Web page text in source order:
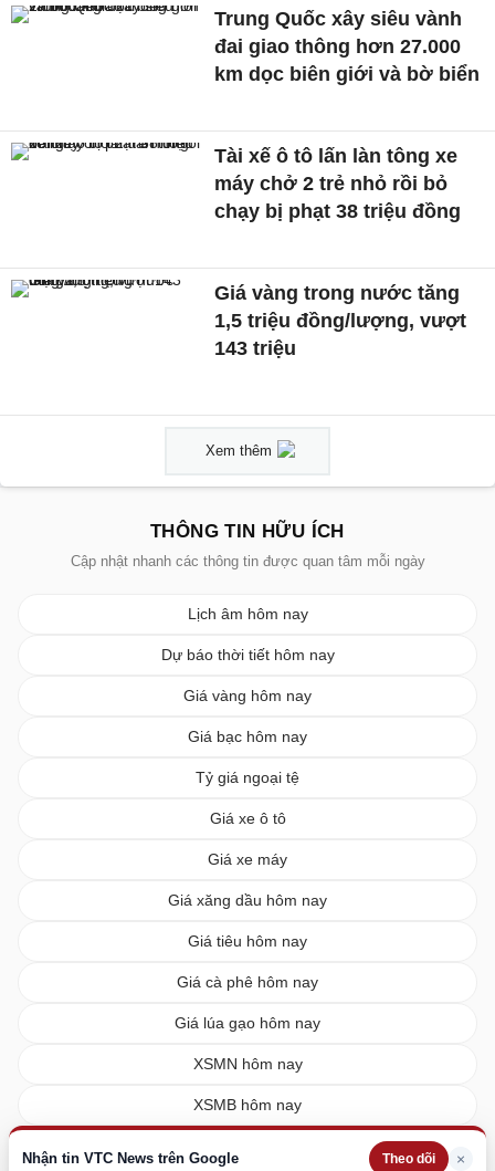
Nhận tin VTC News trên Google Theo dõi ×
Trung Quốc xây siêu vành
đai giao thông hơn 27.000
km dọc biên giới và bờ biển
Tài xế ô tô lấn làn tông xe
máy chở 2 trẻ nhỏ rồi bỏ
chạy bị phạt 38 triệu đồng
Giá vàng trong nước tăng
1,5 triệu đồng/lượng, vượt
143 triệu
Xem thêm
THÔNG TIN HỮU ÍCH
Cập nhật nhanh các thông tin được quan tâm mỗi ngày
Lịch âm hôm nay
Dự báo thời tiết hôm nay
Giá vàng hôm nay
Giá bạc hôm nay
Tỷ giá ngoại tệ
Giá xe ô tô
Giá xe máy
Giá xăng dầu hôm nay
Giá tiêu hôm nay
Giá cà phê hôm nay
Giá lúa gạo hôm nay
XSMN hôm nay
XSMB hôm nay